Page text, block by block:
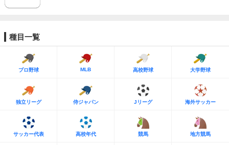
種目一覧
プロ野球 MLB 高校野球 大学野球
独立リーグ 侍ジャパン Jリーグ 海外サッカー
サッカー代表 高校年代 競馬 地方競馬